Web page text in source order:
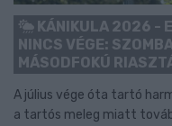
KÁNIKULA 2026 -
NINCS VÉGE:
MÁSODFOKÚ
A július vége óta tartó
a tartós meleg miatt